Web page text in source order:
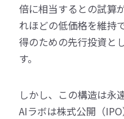
倍に相当するとの試算
れほどの低価格を維持
得のための先行投資と
す。
しかし、この構造は永
AIラボは株式公開（